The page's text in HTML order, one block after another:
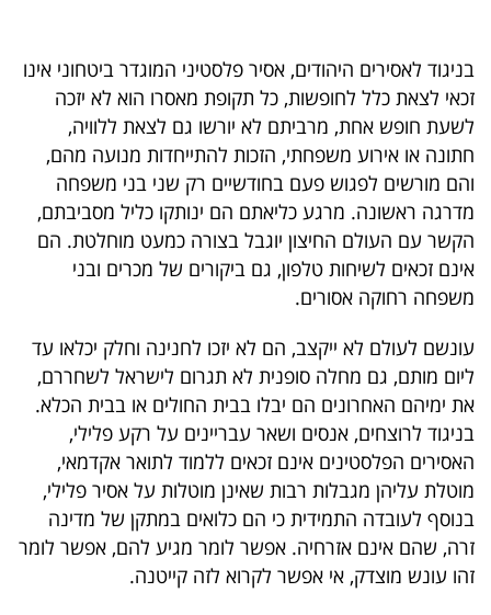
40
UNDER
40
שיתופי
פעולה
דרושים
ניוזלטרים
מייל
אדום
בניגוד לאסירים היהודים, אסיר פלסטיני המוגדר ביטחוני אינו
זכאי לצאת כלל לחופשות, כל תקופת מאסרו הוא לא יזכה
לשעת חופש אחת, מרביתם לא יורשו גם לצאת ללוויה,
חתונה או אירוע משפחתי, הזכות להתייחדות מנועה מהם,
והם מורשים לפגוש פעם בחודשיים רק שני בני משפחה
מדרגה ראשונה. מרגע כליאתם הם ינותקו כליל מסביבתם,
הקשר עם העולם החיצון יוגבל בצורה כמעט מוחלטת. הם
אינם זכאים לשיחות טלפון, גם ביקורים של מכרים ובני
משפחה רחוקה אסורים.
עונשם לעולם לא ייקצב, הם לא יזכו לחנינה וחלק יכלאו עד
ליום מותם, גם מחלה סופנית לא תגרום לישראל לשחררם,
את ימיהם האחרונים הם יבלו בבית החולים או בבית הכלא.
בניגוד לרוצחים, אנסים ושאר עבריינים על רקע פלילי,
האסירים הפלסטינים אינם זכאים ללמוד לתואר אקדמאי,
מוטלת עליהן מגבלות רבות שאינן מוטלות על אסיר פלילי,
בנוסף לעובדה התמידית כי הם כלואים במתקן של מדינה
זרה, שהם אינם אזרחיה. אפשר לומר מגיע להם, אפשר לומר
זהו עונש מוצדק, אי אפשר לקרוא לזה קייטנה.